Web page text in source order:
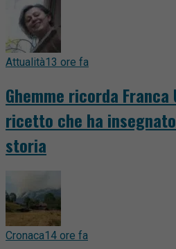
Attualità13 ore fa
Ghemme ricorda Franca
ricetto che ha
storia
Cronaca14 ore fa